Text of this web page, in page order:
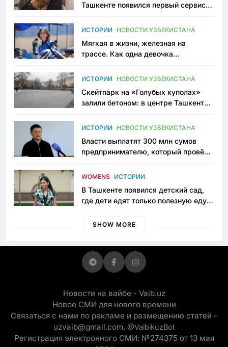
Ташкенте появился первый сервис
ИСТОРИИ НОВОСТИ УЗБЕКИСТАНА
Мягкая в жизни, железная на
трассе. Как одна девочка
Узбекистане
ИСТОРИИ НОВОСТИ УЗБЕКИСТАНА
Скейтпарк на «Голубых куполах»
залили бетоном: в центре Ташкента
пространство
ИСТОРИИ НОВОСТИ УЗБЕКИСТАНА
Власти выплатят 300 млн сумов
предпринимателю, который провёл
приговору
WOMENS ИСТОРИИ
В Ташкенте появился детский сад,
где дети едят только полезную еду.
просить «кашу без сахара»
SHOW MORE
Новости на вайбе - Vaib.uz
Новое СМИ для нового времени
Связаться с нами по рекламе и размещению статей -
uzvaib@gmail.com, @VaibikuzBot
Регистрация электронного СМИ: №274375 от 13 мая